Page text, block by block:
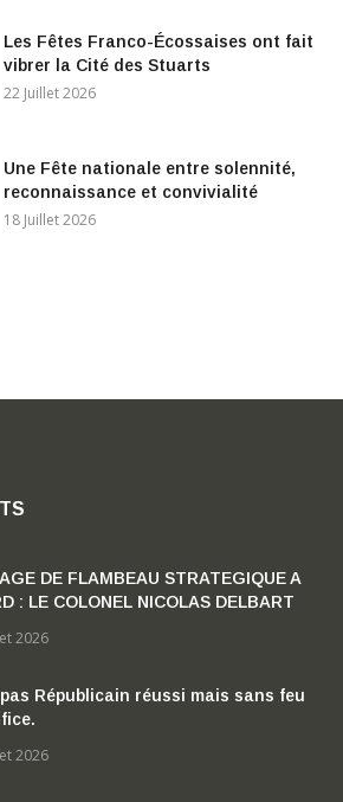
Les Fêtes Franco-Écossaises ont fait
vibrer la Cité des Stuarts
22 Juillet 2026
Une Fête nationale entre solennité,
reconnaissance et convivialité
18 Juillet 2026
DE FLAMBEAU STRATEGIQUE A
: LE COLONEL NICOLAS DELBART
MADON »
2026
Républicain réussi mais sans feu
2026